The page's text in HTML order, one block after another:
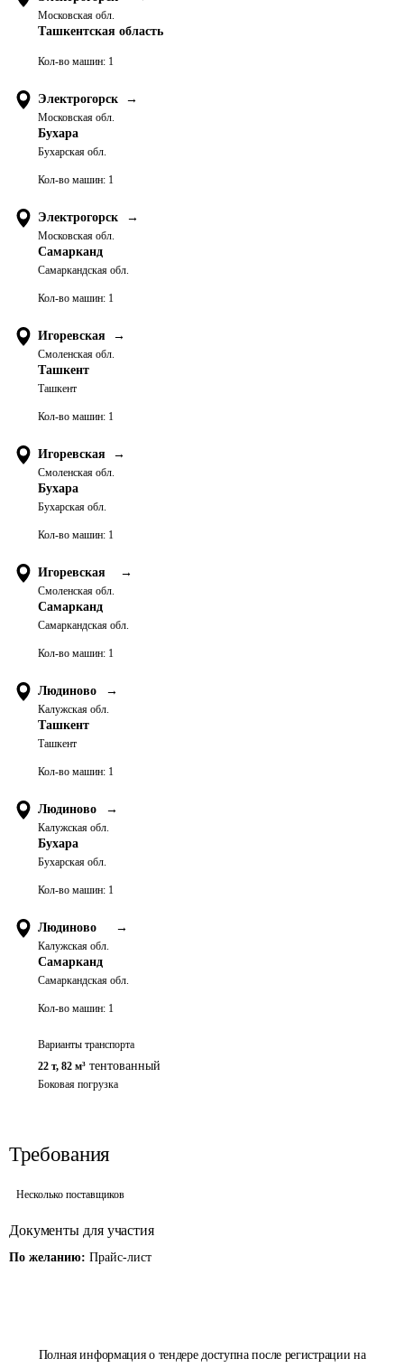
Полная информация о тендере доступна после регистрации на
Московская обл.
Ташкентская область
Кол-во машин: 1
Электрогорск →
Московская обл.
Бухара
Бухарская обл.
Кол-во машин: 1
Электрогорск →
Московская обл.
Самарканд
Самаркандская обл.
Кол-во машин: 1
Игоревская →
Смоленская обл.
Ташкент
Ташкент
Кол-во машин: 1
Игоревская →
Смоленская обл.
Бухара
Бухарская обл.
Кол-во машин: 1
Игоревская →
Смоленская обл.
Самарканд
Самаркандская обл.
Кол-во машин: 1
Людиново →
Калужская обл.
Ташкент
Ташкент
Кол-во машин: 1
Людиново →
Калужская обл.
Бухара
Бухарская обл.
Кол-во машин: 1
Людиново →
Калужская обл.
Самарканд
Самаркандская обл.
Кол-во машин: 1
Варианты транспорта
22 т, 82 м³ тентованный
Боковая погрузка
Требования
Несколько поставщиков
Документы для участия
По желанию: Прайс-лист